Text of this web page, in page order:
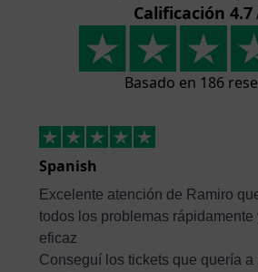
Calificación 4.7
Basado en 186
Spanish
Excelente atención de Ramiro
todos los problemas rápidamente
eficaz
Conseguí los tickets que quería a